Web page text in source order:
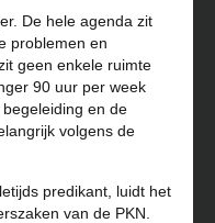
De hele agenda zit
problemen en
geen enkele ruimte
90 uur per week
en de
volgens de
predikant, luidt het
van de PKN.